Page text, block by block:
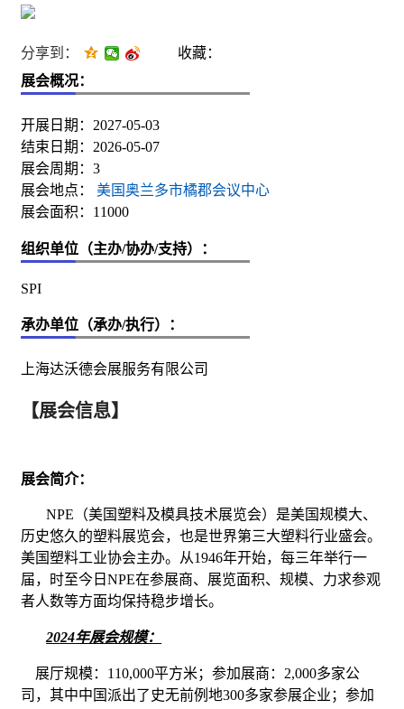
分享到：
收藏：
展会概况：
开展日期：2027-05-03
结束日期：2026-05-07
展会周期：3
展会地点：
美国奥兰多市橘郡会议中心
展会面积：11000
组织单位（主办/协办/支持）：
SPI
承办单位（承办/执行）：
上海达沃德会展服务有限公司
【展会信息】
展会简介：
NPE （美国塑料及模具技术展览会）是美国规模大、
历史悠久的塑料展览会，也是世界第三大塑料行业盛会。
美国塑料工业协会主办。从1946年开始，每三年举行一
届，时至今日 NPE在参展商、展览面积、规模、力求参观
者人数等方面均保持稳步增长。
2024年展会规模：
展厅规模： 110,000平方米；参加展商： 2,000多家公
司，其中中国派出了史无前例地300多家参展企业；参加